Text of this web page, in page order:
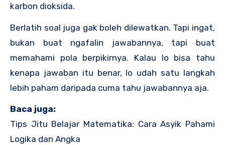
karbon dioksida.
Berlatih soal juga gak boleh dilewatkan. Tapi ingat,
bukan buat ngafalin jawabannya, tapi buat
memahami pola berpikirnya. Kalau lo bisa tahu
kenapa jawaban itu benar, lo udah satu langkah
lebih paham daripada cuma tahu jawabannya aja.
Baca juga:
Tips Jitu Belajar Matematika: Cara Asyik Pahami
Logika dan Angka